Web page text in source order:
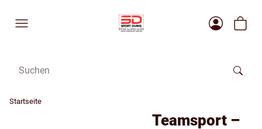
Startseite
Teamsport –